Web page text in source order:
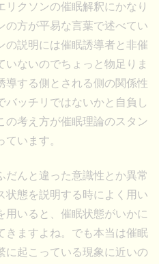
クソンの催眠解釈にかなり
の方が平易な言葉で述べてい
の説明には催眠誘導者と非催
ないのでちょっと物足りま
導する側とされる側の関係性
バッチリではないかと自負し
の考え方が催眠理論のスタン
います。
んと違った意識性とか異常
状態を説明する時によく用い
用いると、催眠状態がいかに
きますよね。でも本当は催眠
に起こっている現象に近いの